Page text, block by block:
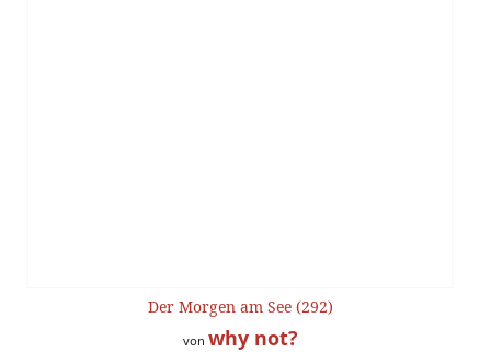
Der Morgen am See (292)
von why not?